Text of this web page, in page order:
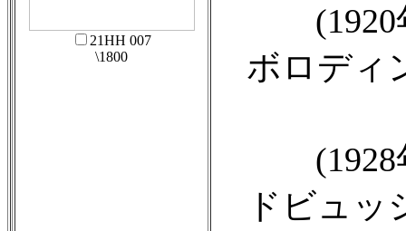
21HH 007
\1800
(1920年
ボロディ
(1928年
ドビュッ